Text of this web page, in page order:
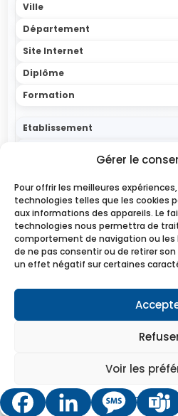
Gérer le
Pour offrir les meilleures
technologies telles que les cookies
aux informations des appareils. Le
technologies nous permettra de
comportement de navigation ou les
de ne pas consentir ou de retirer
un effet négatif sur certaines
Voir les
Mentions
DATR (Développement et
DATR (Développement et